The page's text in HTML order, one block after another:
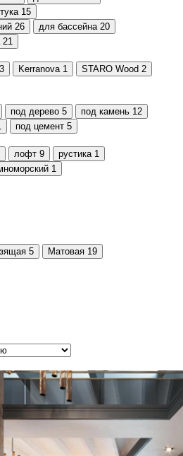
15
26 для бассейна 20
21
Kerranova 1 STARO Wood 2
под дерево 5 под камень 12
под цемент 5
лофт 9 рустика 1
1
5 Матовая 19